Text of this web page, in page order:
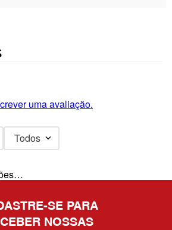
uma avaliação.
Todos
SE PARA
NOSSAS